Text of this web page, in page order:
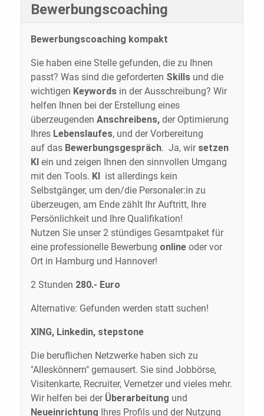
Bewerbungscoaching
Bewerbungscoaching kompakt
Sie haben eine Stelle gefunden, die zu Ihnen
passt? Was sind die geforderten Skills und die
wichtigen Keywords in der Ausschreibung? Wir
helfen Ihnen bei der Erstellung eines
überzeugenden Anschreibens,der Optimierung
Ihres Lebenslaufes, und der Vorbereitung
auf das Bewerbungsgespräch. Ja, wir setzen
KI ein und zeigen Ihnen den sinnvollen Umgang
mit den Tools. KI ist allerdings kein
Selbstgänger, um den/die Personaler:in zu
überzeugen, am Ende zählt Ihr Auftritt, Ihre
Persönlichkeit und Ihre Qualifikation!
Nutzen Sie unser 2 stündiges Gesamtpaket für
eine professionelle Bewerbung online oder vor
Ort in Hamburg und Hannover!
2 Stunden 280.- Euro
Alternative: Gefunden werden statt suchen!
XING, Linkedin, stepstone
Die beruflichen Netzwerke haben sich zu
"Alleskönnern" gemausert. Sie sind Jobbörse,
Visitenkarte, Recruiter, Vernetzer und vieles mehr.
Wir helfen bei der Überarbeitung und
Neueinrichtung Ihres Profils und der Nutzung